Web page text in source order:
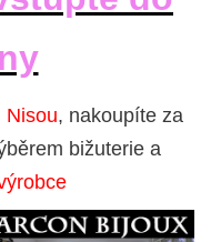
Nisou, nakoupíte za
bižuterie a